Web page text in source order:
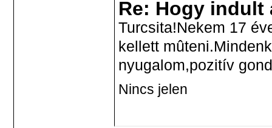
Re: Hogy indult
Turcsita!Nekem 17
kellett
nyugalom,pozitív
Nincs jelen